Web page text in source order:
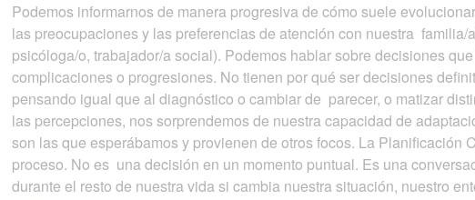
Podemos informarnos de manera progresiva de cómo suele
las preocupaciones y las preferencias de atención con nuestra
psicóloga/o, trabajador/a social). Podemos hablar sobre decisiones
complicaciones o progresiones. No tienen por qué ser decisiones
pensando igual que al diagnóstico o cambiar de parecer, o matizar
las percepciones, nos sorprendemos de nuestra capacidad de
son las que esperábamos y provienen de otros focos. La
proceso. No es una decisión en un momento puntual. Es una
durante el resto de nuestra vida si cambia nuestra situación, nuestro